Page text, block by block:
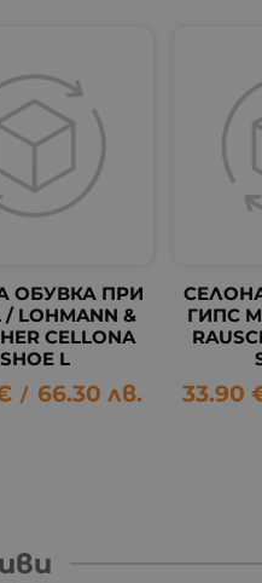
ОБУВКА ПРИ
LOHMANN &
CELLONA
SHOE L
/ 66.30 лв.
ГИПС
33.90